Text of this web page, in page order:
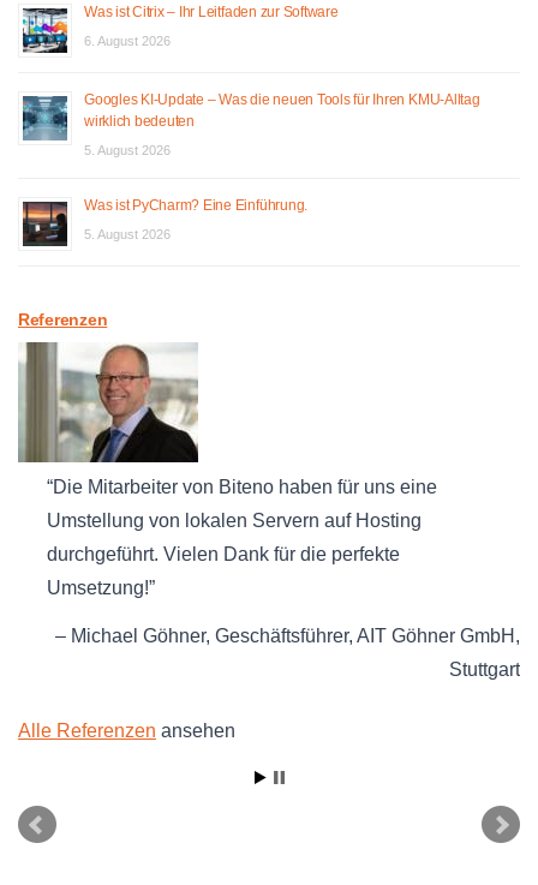
Was ist Citrix – Ihr Leitfaden zur Software
6. August 2026
Googles KI-Update – Was die neuen Tools für Ihren KMU-Alltag
wirklich bedeuten
5. August 2026
Was ist PyCharm? Eine Einführung.
5. August 2026
Referenzen
Die Mitarbeiter von Biteno haben für uns eine
Umstellung von lokalen Servern auf Hosting
durchgeführt. Vielen Dank für die perfekte
Umsetzung!
Michael Göhner Geschäftsführer AIT Göhner GmbH
Stuttgart
Alle Referenzen ansehen